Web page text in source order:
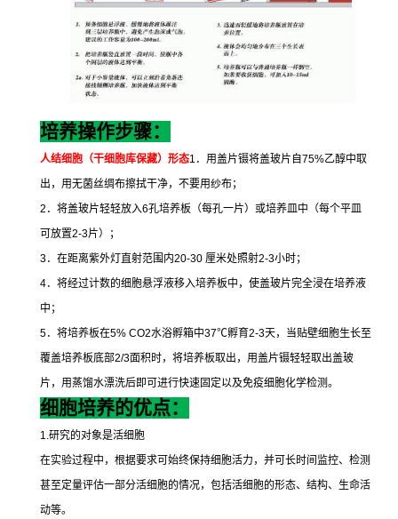
培养操作步骤：
人结细胞（干细胞库保藏）形态1 ．用盖片镊将盖玻片自75%乙醇中取
出，用无菌丝绸布擦拭干净，不要用纱布；
2 ．将盖玻片轻轻放入6孔培养板（每孔一片）或培养皿中（每个平皿
可放置2-3片）；
3．在距离紫外灯直射范围内20-30 厘米处照射2-3小时；
4．将经过计数的细胞悬浮液移入培养板中，使盖玻片完全浸在培养液
中；
5．将培养板在5% CO2水浴孵箱中37℃孵育2-3天，当贴壁细胞生长至
覆盖培养板底部2/3面积时，将培养板取出，用盖片镊轻轻取出盖玻
片，用蒸馏水漂洗后即可进行快速固定以及免疫细胞化学检测。
细胞培养的优点：
1.研究的对象是活细胞
在实验过程中，根据要求可始终保持细胞活力，并可长时间监控、检测
甚至定量评估一部分活细胞的情况，包括活细胞的形态、结构、生命活
动等。